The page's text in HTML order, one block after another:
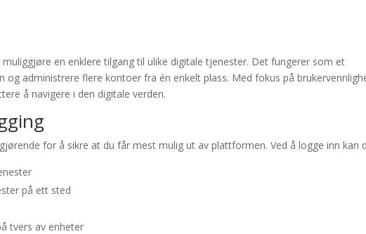
en enklere tilgang til ulike digitale tjenester. Det fungerer som et
og administrere flere kontoer fra én enkelt plass. Med fokus på
å navigere i den digitale verden.
for å sikre at du får mest mulig ut av plattformen. Ved å logge inn kan
på ett sted
tvers av enheter